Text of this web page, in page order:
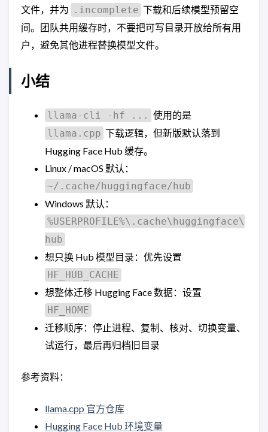
文件，并为
.incomplete 下载和后续模型预留空
间。团队共用缓存时，不要把可写目录开放给所有用
户，避免其他进程替换模型文件。
小结
llama-cli -hf ... 使用的是
llama.cpp 下载逻辑，但新版默认落到
Hugging Face Hub 缓存。
Linux / macOS 默认：
~/.cache/huggingface/hub
Windows 默认：
%USERPROFILE%\.cache\huggingface\
hub
想只换 Hub 模型目录：优先设置
HF_HUB_CACHE
想整体迁移 Hugging Face 数据：设置
HF_HOME
迁移顺序：停止进程、复制、核对、切换变量、
试运行，最后再归档旧目录
参考资料：
llama.cpp 官方仓库
Hugging Face Hub 环境变量